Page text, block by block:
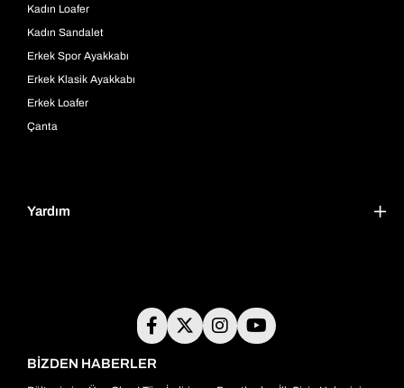
Kadın Loafer
Kadın Sandalet
Erkek Spor Ayakkabı
Erkek Klasik Ayakkabı
Erkek Loafer
Çanta
Yardım
BİZDEN HABERLER